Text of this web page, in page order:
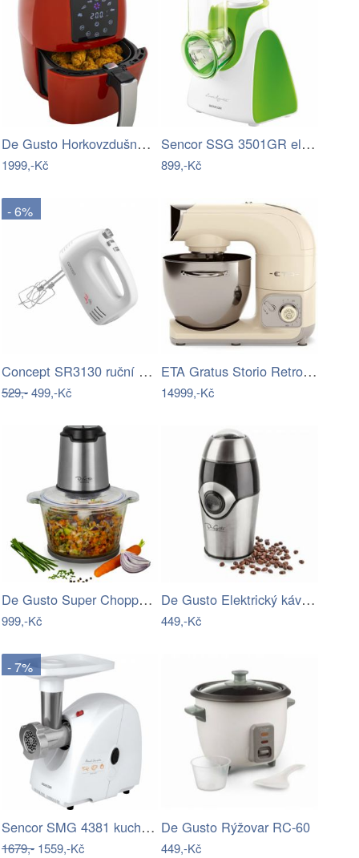
De Gusto Horkovzdušná fritéza DIGITAL…
1999,-Kč
Sencor SSG 3501GR elektrické struhadlo
899,-Kč
- 6%
Concept SR3130 ruční šlehač 300 W
529,-499,-Kč
ETA Gratus Storio Retro 0028 90062
14999,-Kč
De Gusto Super Chopper EXPRESS CH-101G
999,-Kč
De Gusto Elektrický kávomlýnek R12
449,-Kč
- 7%
Sencor SMG 4381 kuchyňský mlýnek
1679,- 1559,-Kč
De Gusto Rýžovar RC-60
449,-Kč